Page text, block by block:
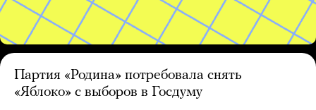
Партия «Родина» потребовала снять
«Яблоко» с выборов в Госдуму